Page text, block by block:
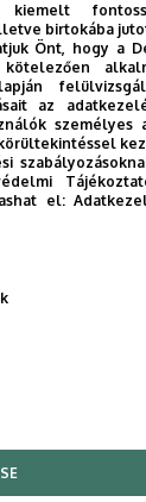
MŰSZAKI
REKTOR
CAMPUS
kiemelt
birtokába
Önt, hogy a
az
személyes
el: